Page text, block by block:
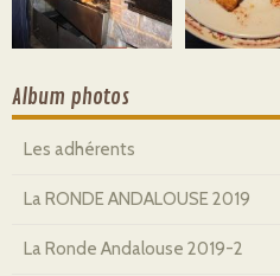
Album photos
Les adhérents
La RONDE ANDALOUSE 2019
La Ronde Andalouse 2019-2